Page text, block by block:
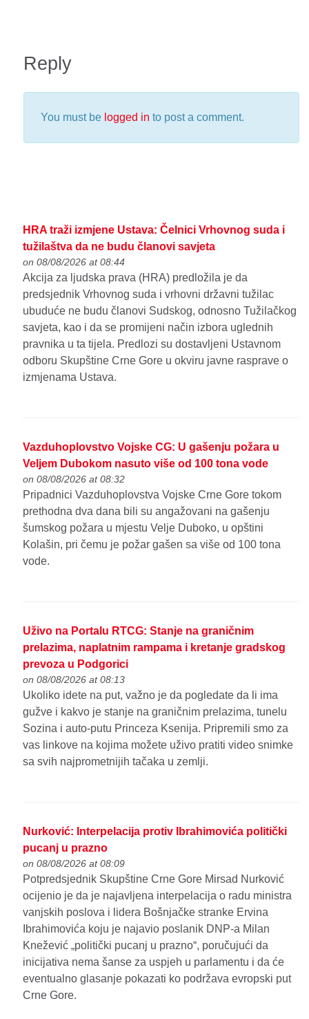
Reply
You must be logged in to post a comment.
HRA traži izmjene Ustava: Čelnici Vrhovnog suda i
tužilaštva da ne budu članovi savjeta
on 08/08/2026 at 08:44
Akcija za ljudska prava (HRA) predložila je da
predsjednik Vrhovnog suda i vrhovni državni tužilac
ubuduće ne budu članovi Sudskog, odnosno Tužilačkog
savjeta, kao i da se promijeni način izbora uglednih
pravnika u ta tijela. Predlozi su dostavljeni Ustavnom
odboru Skupštine Crne Gore u okviru javne rasprave o
izmjenama Ustava.
Vazduhoplovstvo Vojske CG: U gašenju požara u
Veljem Dubokom nasuto više od 100 tona vode
on 08/08/2026 at 08:32
Pripadnici Vazduhoplovstva Vojske Crne Gore tokom
prethodna dva dana bili su angažovani na gašenju
šumskog požara u mjestu Velje Duboko, u opštini
Kolašin, pri čemu je požar gašen sa više od 100 tona
vode.
Uživo na Portalu RTCG: Stanje na graničnim
prelazima, naplatnim rampama i kretanje gradskog
prevoza u Podgorici
on 08/08/2026 at 08:13
Ukoliko idete na put, važno je da pogledate da li ima
gužve i kakvo je stanje na graničnim prelazima, tunelu
Sozina i auto-putu Princeza Ksenija. Pripremili smo za
vas linkove na kojima možete uživo pratiti video snimke
sa svih najprometnijih tačaka u zemlji.
Nurković: Interpelacija protiv Ibrahimovića politički
pucanj u prazno
on 08/08/2026 at 08:09
Potpredsjednik Skupštine Crne Gore Mirsad Nurković
ocijenio je da je najavljena interpelacija o radu ministra
vanjskih poslova i lidera Bošnjačke stranke Ervina
Ibrahimovića koju je najavio poslanik DNP-a Milan
Knežević „politički pucanj u prazno“, poručujući da
inicijativa nema šanse za uspjeh u parlamentu i da će
eventualno glasanje pokazati ko podržava evropski put
Crne Gore.